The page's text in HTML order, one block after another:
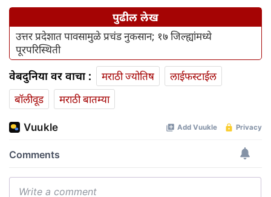
पुढील लेख
उत्तर प्रदेशात पावसामुळे प्रचंड नुकसान; १७ जिल्ह्यांमध्ये
पूरपरिस्थिती
वेबदुनिया वर वाचा : मराठी ज्योतिष
लाईफस्टाईल
बॉलीवूड
मराठी बातम्या